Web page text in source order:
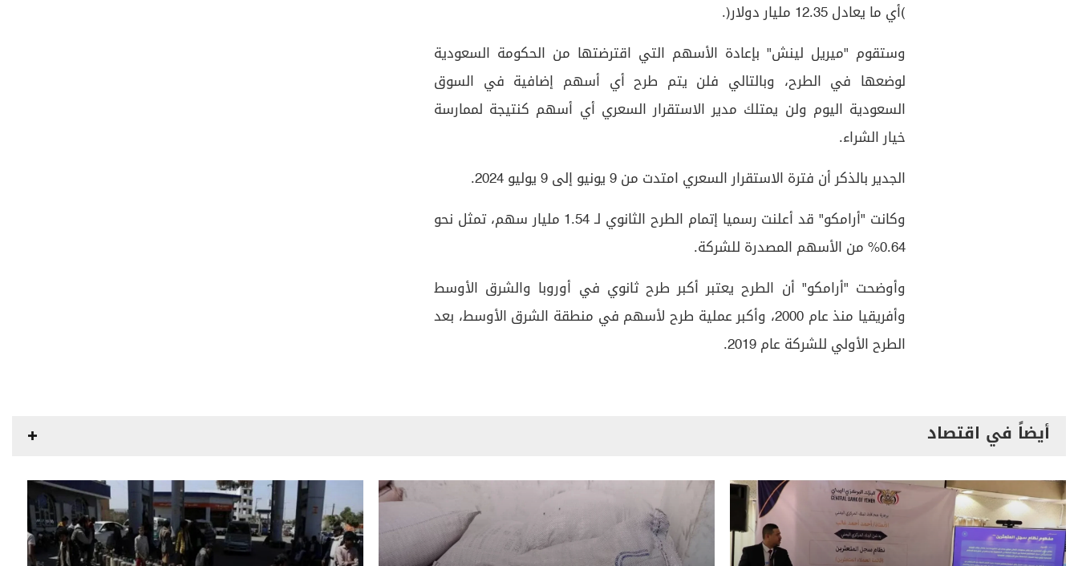
(أي ما يعادل 12.35 مليار دولار).
وستقوم "ميريل لينش" بإعادة الأسهم التي اقترضتها من الحكومة السعودية
لوضعها في الطرح، وبالتالي فلن يتم طرح أي أسهم إضافية في السوق
السعودية اليوم ولن يمتلك مدير الاستقرار السعري أي أسهم كنتيجة لممارسة
خيار الشراء.
الجدير بالذكر أن فترة الاستقرار السعري امتدت من 9 يونيو إلى 9 يوليو 2024.
وكانت "أرامكو" قد أعلنت رسميا إتمام الطرح الثانوي لـ 1.54 مليار سهم، تمثل نحو
0.64% من الأسهم المصدرة للشركة.
وأوضحت "أرامكو" أن الطرح يعتبر أكبر طرح ثانوي في أوروبا والشرق الأوسط
وأفريقيا منذ عام 2000، وأكبر عملية طرح لأسهم في منطقة الشرق الأوسط، بعد
الطرح الأولي للشركة عام 2019.
أيضاً في اقتصاد